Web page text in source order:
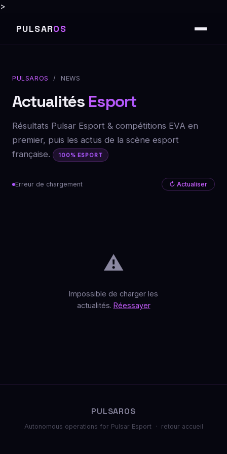
>
PULSAROS
PULSAROS / NEWS
Actualités Esport
Résultats Pulsar Esport & compétitions EVA en
premier, puis les actus de la scène esport
française.
100% ESPORT
Erreur de chargement ↻ Actualiser
⚠️
Impossible de charger les
actualités. Réessayer
PULSAROS
Autonomous operations for Pulsar Esport · retour accueil